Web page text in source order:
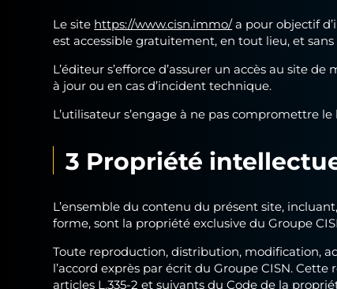
Le site https://www.cisn.immo/a pour objectif
est accessible gratuitement, en tout lieu, et
L’éditeur s’efforce d’assurer un accès au site
à jour ou en cas d’incident technique.
L’utilisateur s’engage à ne pas compromettre
3 Propriété
L’ensemble du contenu du présent site,
forme, sont la propriété exclusive du Groupe
Toute reproduction, distribution, modification,
l’accord exprès par écrit du Groupe CISN.
articles L.335-2 et suivants du Code de la